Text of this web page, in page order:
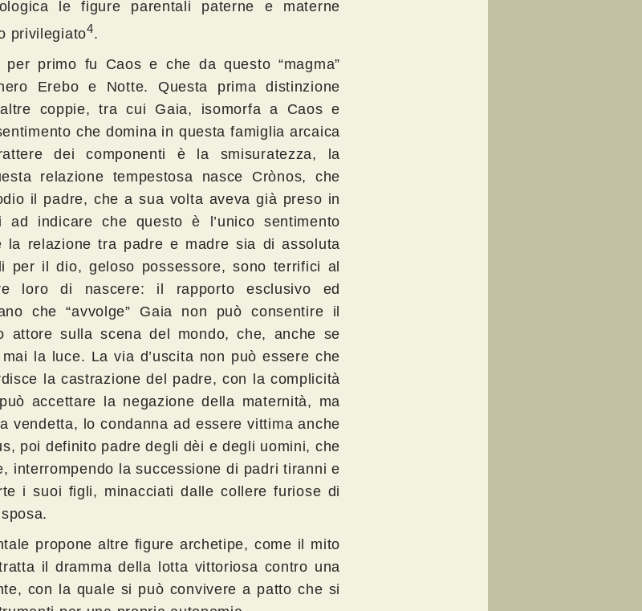
le figure parentali paterne e materne
privilegiato4.
per primo fu Caos e che da questo “magma”
Erebo e Notte. Questa prima distinzione
coppie, tra cui Gaia, isomorfa a Caos e
che domina in questa famiglia arcaica
dei componenti è la smisuratezza, la
relazione tempestosa nasce Crònos, che
il padre, che a sua volta aveva già preso in
indicare che questo è l’unico sentimento
la relazione tra padre e madre sia di assoluta
per il dio, geloso possessore, sono terrifici al
loro di nascere: il rapporto esclusivo ed
che “avvolge” Gaia non può consentire il
attore sulla scena del mondo, che, anche se
la luce. La via d’uscita non può essere che
la castrazione del padre, con la complicità
accettare la negazione della maternità, ma
vendetta, lo condanna ad essere vittima anche
poi definito padre degli dèi e degli uomini, che
interrompendo la successione di padri tiranni e
i suoi figli, minacciati dalle collere furiose di
propone altre figure archetipe, come il mito
il dramma della lotta vittoriosa contro una
con la quale si può convivere a patto che si